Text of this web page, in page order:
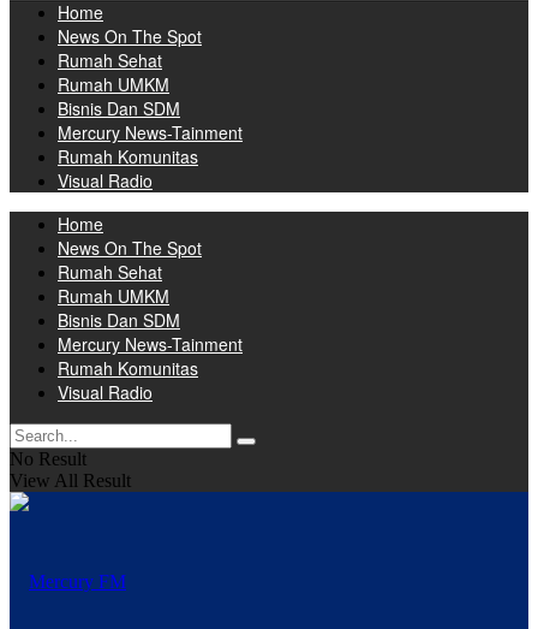
Home
News On The Spot
Rumah Sehat
Rumah UMKM
Bisnis Dan SDM
Mercury News-Tainment
Rumah Komunitas
Visual Radio
Home
News On The Spot
Rumah Sehat
Rumah UMKM
Bisnis Dan SDM
Mercury News-Tainment
Rumah Komunitas
Visual Radio
No Result
View All Result